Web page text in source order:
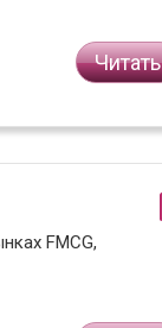
Читать
FMCG,